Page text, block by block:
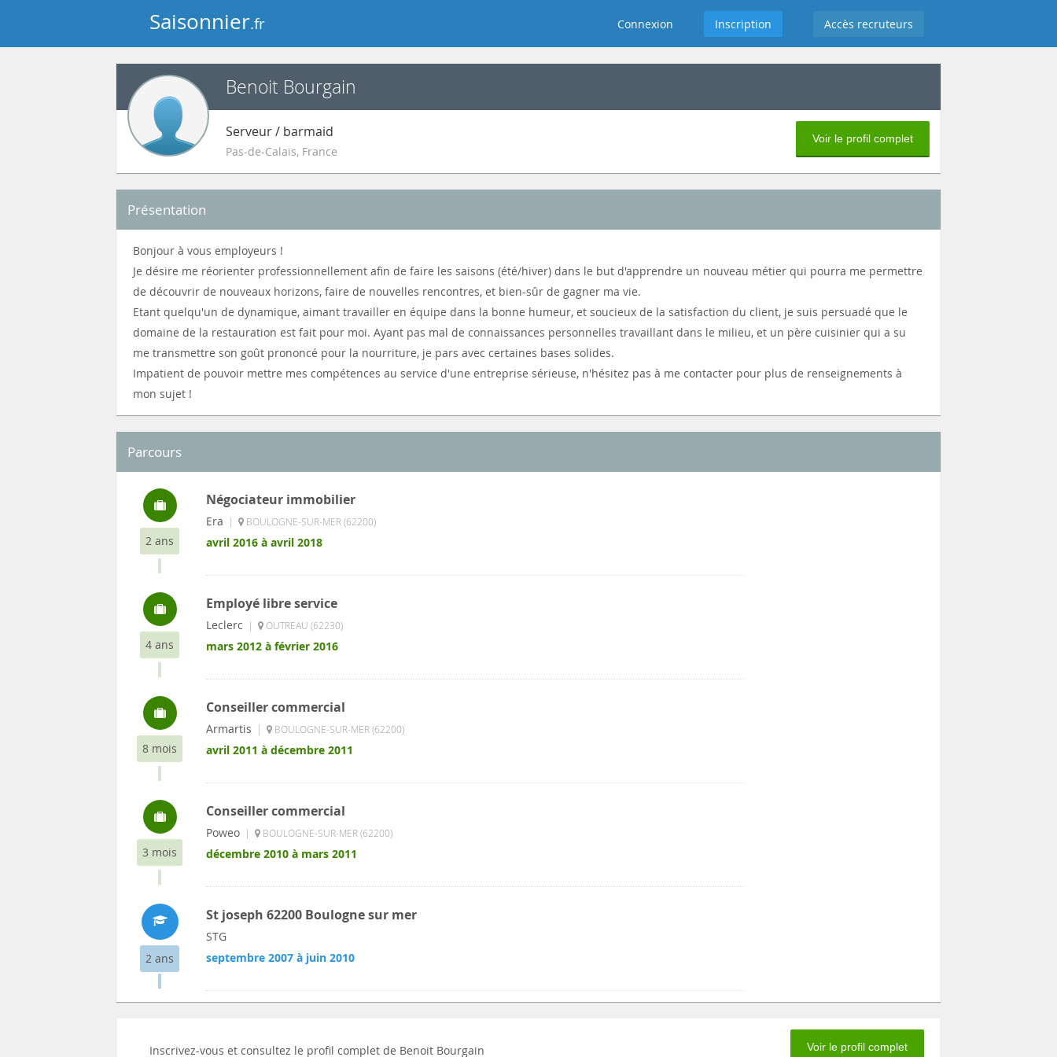
Saisonnier.fr Connexion Inscription Accès recruteurs
Benoit Bourgain
Serveur / barmaid
Pas-de-Calais, France
Voir le profil complet
Présentation
Bonjour à vous employeurs !
Je désire me réorienter professionnellement afin de faire les saisons (été/hiver) dans le but d'apprendre un nouveau métier qui pourra me permettre
de découvrir de nouveaux horizons, faire de nouvelles rencontres, et bien-sûr de gagner ma vie.
Etant quelqu'un de dynamique, aimant travailler en équipe dans la bonne humeur, et soucieux de la satisfaction du client, je suis persuadé que le
domaine de la restauration est fait pour moi. Ayant pas mal de connaissances personnelles travaillant dans le milieu, et un père cuisinier qui a su
me transmettre son goût prononcé pour la nourriture, je pars avec certaines bases solides.
Impatient de pouvoir mettre mes compétences au service d'une entreprise sérieuse, n'hésitez pas à me contacter pour plus de renseignements à
mon sujet !
Parcours
2 ans
Négociateur immobilier
Era | BOULOGNE-SUR-MER (62200)
avril 2016 à avril 2018
4 ans
Employé libre service
Leclerc | OUTREAU (62230)
mars 2012 à février 2016
8 mois
Conseiller commercial
Armartis | BOULOGNE-SUR-MER (62200)
avril 2011 à décembre 2011
3 mois
Conseiller commercial
Poweo | BOULOGNE-SUR-MER (62200)
décembre 2010 à mars 2011
2 ans
St joseph 62200 Boulogne sur mer
STG
septembre 2007 à juin 2010
Inscrivez-vous et consultez le profil complet de Benoit Bourgain Voir le profil complet